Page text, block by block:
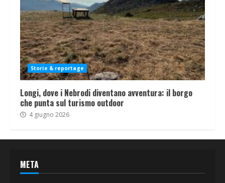
Storie & reportage
Longi, dove i Nebrodi diventano avventura: il borgo
che punta sul turismo outdoor
4 giugno 2026
META